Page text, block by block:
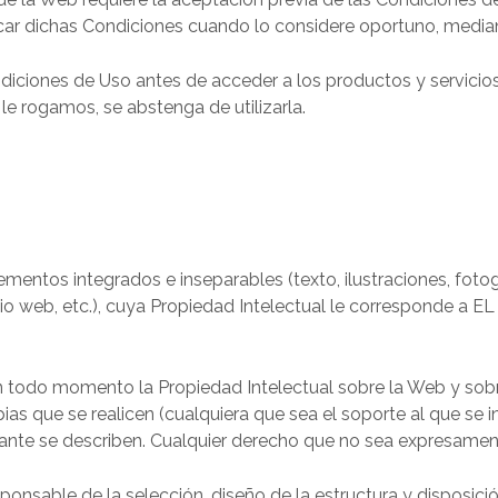
dichas Condiciones cuando lo considere oportuno,
de Uso antes de acceder a los productos y
rogamos, se abstenga de utilizarla.
integrados e inseparables (texto, ilustraciones,
web, etc.), cuya Propiedad Intelectual le corresponde a
todo momento la Propiedad Intelectual sobre la Web y
que se realicen (cualquiera que sea el soporte al que
se describen. Cualquier derecho que no sea